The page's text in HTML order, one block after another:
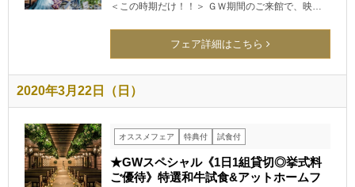
＜この時期だけ！！＞ ＧＷ期間のご来館で、映…
フェア詳細はこちら
2020年3月22日（日）
オススメフェア 特典付 試食付
★GWスペシャル《1日1組貸切◎挙式料
ご優待》特選和牛試食&アットホームフ